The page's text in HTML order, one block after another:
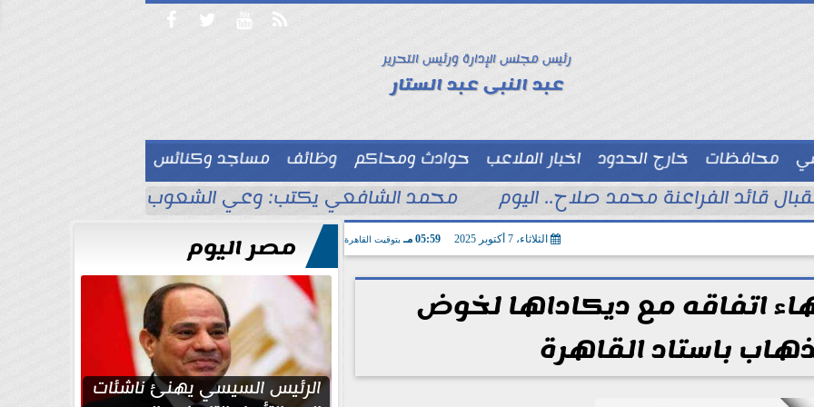
   
رئيس مجلس الإدارة ورئيس التحرير
عبد النبى عبد الستار
محافظات خارج الحدود اخبار الملاعب حوادث ومحاكم وظائف
مساجد وكنائس
توك شو  قائد الفراعنة محمد صلاح.. اليوم محمد الشافعي يكتب: وعي الشعوب لا يُقاس
الثلاثاء، 7 أكتوبر 2025 05:59 مـ بتوقيت القاهرة
اتفاقه مع ديكاداها لخوض
باستاد القاهرة
مصر اليوم
الرئيس السيسي يهنئ ناشئات